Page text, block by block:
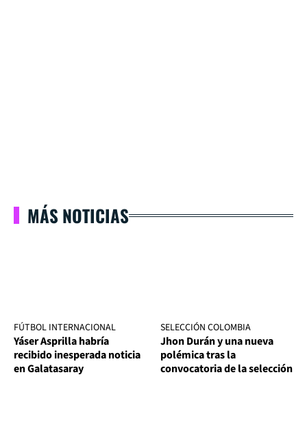
MÁS NOTICIAS
FÚTBOL INTERNACIONAL
Yáser Asprilla habría
recibido inesperada noticia
en Galatasaray
SELECCIÓN COLOMBIA
Jhon Durán y una nueva
polémica tras la
convocatoria de la selección